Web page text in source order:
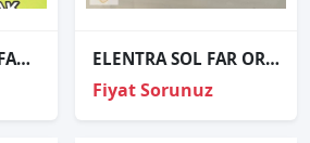
GOLF 6 PLUS SOL FAR SIFIR İTHAL 2009- ELENTRA SOL FAR ORJİNAL
Fiyat Sorunuz